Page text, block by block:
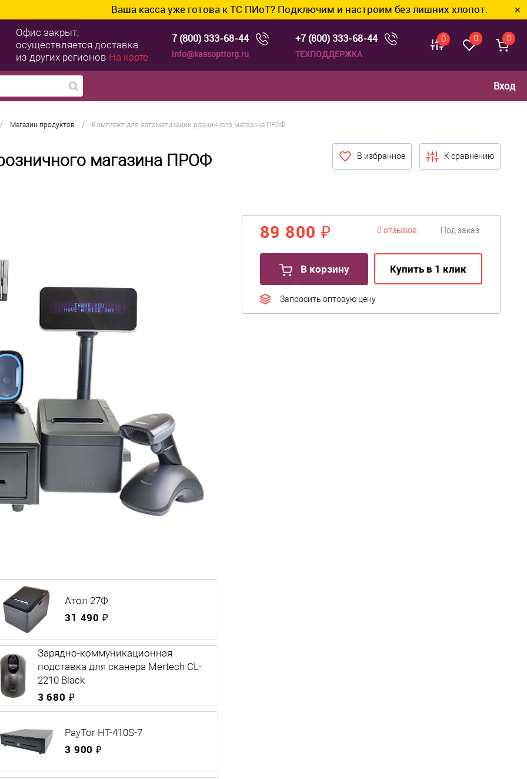
Ваша касса уже готова к ТС ПИоТ? Подключим и настроим без лишних хлопот. ✕
Офис закрыт,
осуществляется доставка
из других регионов На карте
7 (800) 333-68-44
info@kassopttorg.ru
+7 (800) 333-68-44
ТЕХПОДДЕРЖКА
0 0 0
Вход
/ Магазин продуктов / Комплект для автоматизации розничного магазина ПРОФ
магазина ПРОФ В избранное К сравнению
Атол 27Ф
31 490 ₽
Зарядно-коммуникационная
подставка для сканера Mertech CL-
2210 Black
3 680 ₽
PayTor HT-410S-7
3 900 ₽
89 800 ₽ 0 отзывов Под заказ
В корзину Купить в 1 клик
Запросить оптовую цену